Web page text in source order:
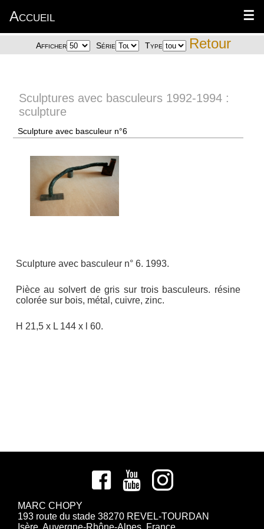
Accueil ☰
Afficher Série Type Retour
Sculptures avec basculeurs 1992-1994 :
sculpture
Sculpture avec basculeur n°6
Sculpture avec basculeur n° 6. 1993.
Pièce au solvert de gris sur trois basculeurs. résine
colorée sur bois, métal, cuivre, zinc.
H 21,5 x L 144 x l 60.
MARC CHOPY
193 route du stade 38270 REVEL-TOURDAN
Isère, Auvergne-Rhône-Alpes, France